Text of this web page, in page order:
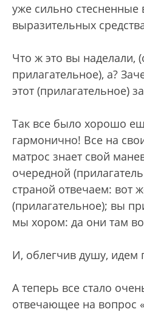
уже сильно стесненные
выразительных
Что ж это вы наделали,
прилагательное), а?
этот (прилагательное)
Так все было хорошо
гармонично! Все на
матрос знает свой
очередной
страной отвечаем: вот
(прилагательное); вы
мы хором: да они там
И, облегчив душу, идем
А теперь все стало
отвечающее на вопрос